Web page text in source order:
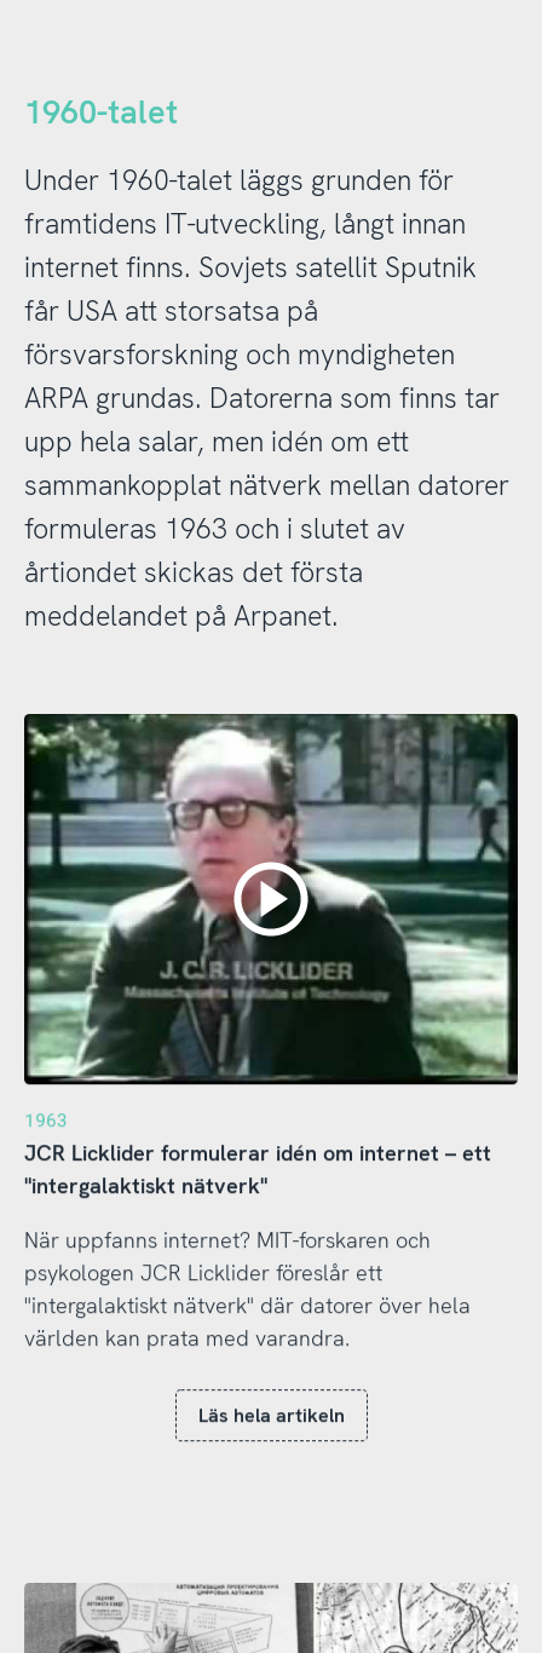
1960-talet
Under 1960-talet läggs grunden för
framtidens IT-utveckling, långt innan
internet finns. Sovjets satellit Sputnik
får USA att storsatsa på
försvarsforskning och myndigheten
ARPA grundas. Datorerna som finns tar
upp hela salar, men idén om ett
sammankopplat nätverk mellan datorer
formuleras 1963 och i slutet av
årtiondet skickas det första
meddelandet på Arpanet.
1963
JCR Licklider formulerar idén om internet – ett
"intergalaktiskt nätverk"
När uppfanns internet? MIT-forskaren och
psykologen JCR Licklider föreslår ett
"intergalaktiskt nätverk" där datorer över hela
världen kan prata med varandra.
Läs hela artikeln